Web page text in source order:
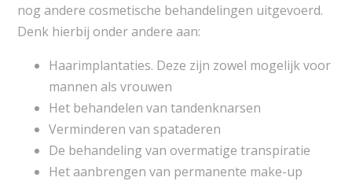
nog andere cosmetische behandelingen uitgevoerd.
Denk hierbij onder andere aan:
Haarimplantaties. Deze zijn zowel mogelijk voor
mannen als vrouwen
Het behandelen van tandenknarsen
Verminderen van spataderen
De behandeling van overmatige transpiratie
Het aanbrengen van permanente make-up